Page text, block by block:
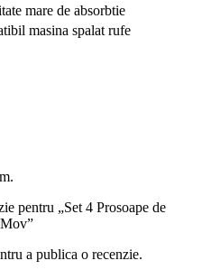
mare de absorbtie
masina spalat rufe
pentru „Set 4 Prosoape de
a publica o recenzie.